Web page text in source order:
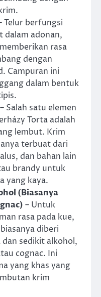
Telur berfungsi
dalam adonan,
rasa
dengan
Campuran ini
dalam bentuk
– Salah satu elemen
Torta adalah
lembut. Krim
terbuat dari
dan bahan lain
brandy untuk
yang kaya.
(Biasanya
– Untuk
rasa pada kue,
diberi
sedikit alkohol,
cognac. Ini
yang khas yang
krim